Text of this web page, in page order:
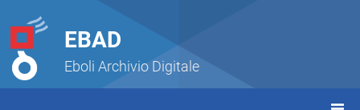
EBAD
Eboli Archivio Digitale